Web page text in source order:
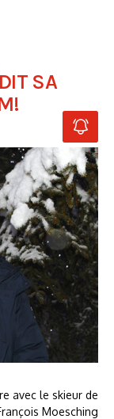
SA
avec le skieur de
Moesching